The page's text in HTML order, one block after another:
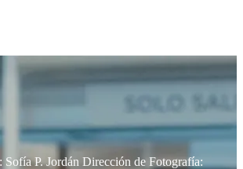
P. Jordán Dirección de Fotografía: